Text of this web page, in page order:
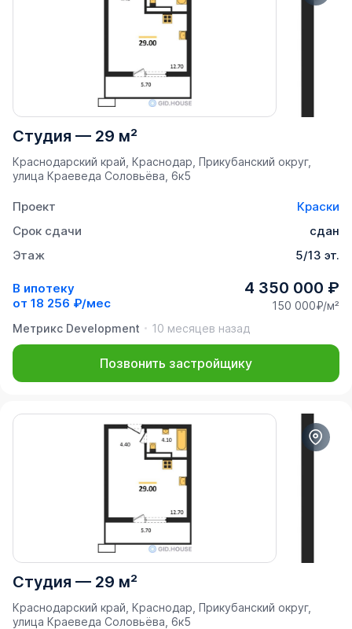
Студия — 29 м²
Краснодарский край, Краснодар, Прикубанский округ,
улица Краеведа Соловьёва, 6к5
Проект
Краски
Срок сдачи
сдан
Этаж
5/13 эт.
В ипотеку
от 18 256 ₽/мес
4 350 000 ₽
150 000₽/м²
Метрикс Development
10 месяцев назад
Позвонить застройщику
Студия — 29 м²
Краснодарский край, Краснодар, Прикубанский округ,
улица Краеведа Соловьёва, 6к5